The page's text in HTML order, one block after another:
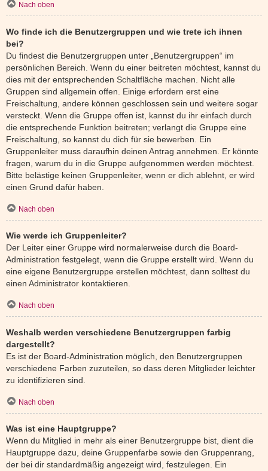
Nach oben
Wo finde ich die Benutzergruppen und wie trete ich ihnen
bei?
Du findest die Benutzergruppen unter „Benutzergruppen“ im
persönlichen Bereich. Wenn du einer beitreten möchtest, kannst du
dies mit der entsprechenden Schaltfläche machen. Nicht alle
Gruppen sind allgemein offen. Einige erfordern erst eine
Freischaltung, andere können geschlossen sein und weitere sogar
versteckt. Wenn die Gruppe offen ist, kannst du ihr einfach durch
die entsprechende Funktion beitreten; verlangt die Gruppe eine
Freischaltung, so kannst du dich für sie bewerben. Ein
Gruppenleiter muss daraufhin deinen Antrag annehmen. Er könnte
fragen, warum du in die Gruppe aufgenommen werden möchtest.
Bitte belästige keinen Gruppenleiter, wenn er dich ablehnt, er wird
einen Grund dafür haben.
Nach oben
Wie werde ich Gruppenleiter?
Der Leiter einer Gruppe wird normalerweise durch die Board-
Administration festgelegt, wenn die Gruppe erstellt wird. Wenn du
eine eigene Benutzergruppe erstellen möchtest, dann solltest du
einen Administrator kontaktieren.
Nach oben
Weshalb werden verschiedene Benutzergruppen farbig
dargestellt?
Es ist der Board-Administration möglich, den Benutzergruppen
verschiedene Farben zuzuteilen, so dass deren Mitglieder leichter
zu identifizieren sind.
Nach oben
Was ist eine Hauptgruppe?
Wenn du Mitglied in mehr als einer Benutzergruppe bist, dient die
Hauptgruppe dazu, deine Gruppenfarbe sowie den Gruppenrang,
der bei dir standardmäßig angezeigt wird, festzulegen. Ein